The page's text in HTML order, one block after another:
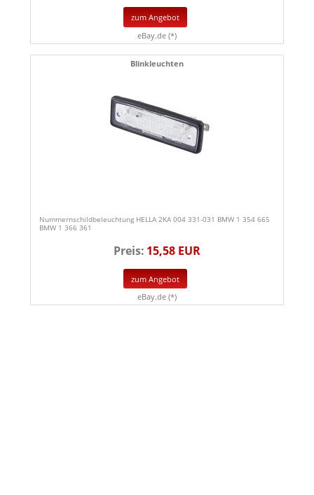
zum Angebot
eBay.de (*)
Blinkleuchten
Nummernschildbeleuchtung HELLA 2KA 004 331-031 BMW 1 354 665
BMW 1 366 361
Preis: 15,58 EUR
zum Angebot
eBay.de (*)